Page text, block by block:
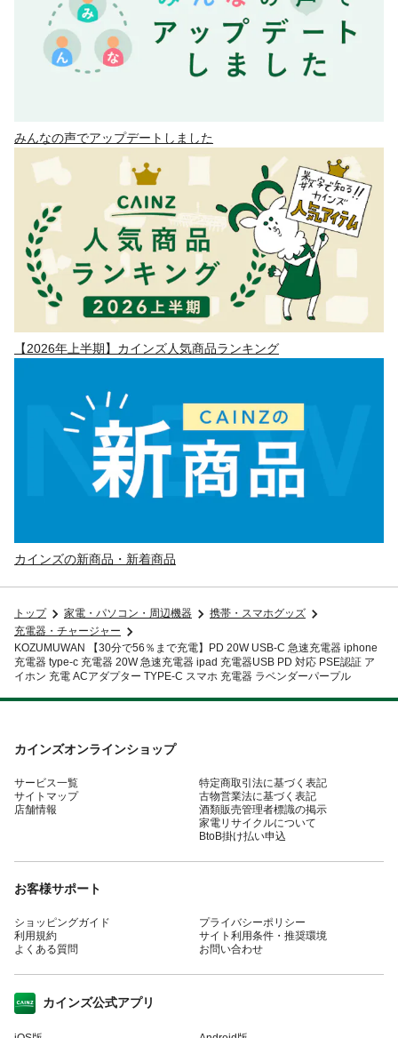
みんなの声でアップデートしました
【2026年上半期】カインズ人気商品ランキング
カインズの新商品・新着商品
トップ 家電・パソコン・周辺機器
携帯・スマホグッズ
充電器・チャージャー
KOZUMUWAN 【30分で56％まで充電】PD 20W USB-C 急速充電器 iphone
充電器 type-c 充電器 20W 急速充電器 ipad 充電器USB PD 対応 PSE認証 ア
イホン 充電 ACアダプター TYPE-C スマホ 充電器 ラベンダーパープル
カインズオンラインショップ
サービス一覧
サイトマップ
店舗情報
特定商取引法に基づく表記
古物営業法に基づく表記
酒類販売管理者標識の掲示
家電リサイクルについて
BtoB掛け払い申込
お客様サポート
ショッピングガイド
利用規約
よくある質問
プライバシーポリシー
サイト利用条件・推奨環境
お問い合わせ
カインズ公式アプリ